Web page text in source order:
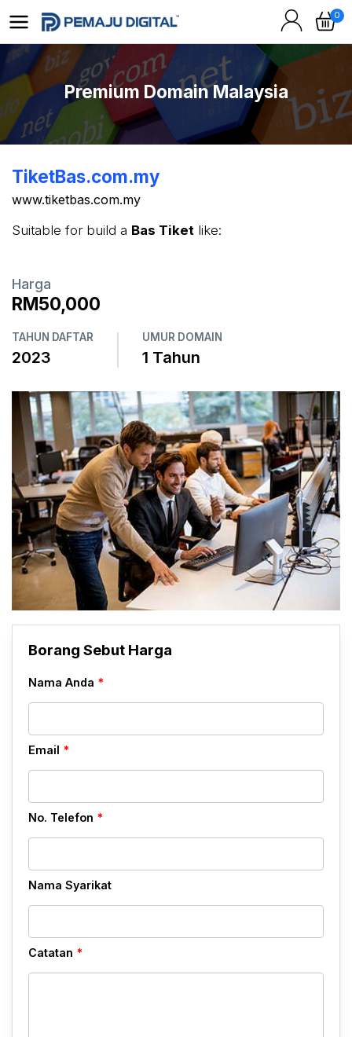
0
Premium Domain Malaysia
TiketBas.com.my
www.tiketbas.com.my
Suitable for build a Bas Tiket like:
Harga
RM50,000
TAHUN DAFTAR
2023
UMUR DOMAIN
1 Tahun
Borang Sebut Harga
Nama Anda *
Email *
No. Telefon *
Nama Syarikat
Catatan *